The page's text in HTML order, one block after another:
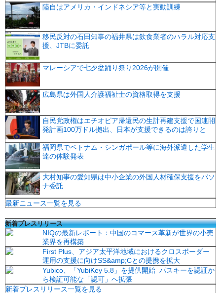
陸自はアメリカ・インドネシア等と実動訓練
移民反対の石田知事の福井県は飲食業者のハラル対応支
援、JTBに委託
マレーシアで七夕盆踊り祭り2026が開催
広島県は外国人介護福祉士の資格取得を支援
自民党政権はエチオピア帰還民の生計再建支援で国連開
発計画100万ドル拠出、日本が支援できるのは誇りと
福岡県でベトナム・シンガポール等に海外派遣した学生
達の体験発表
大村知事の愛知県は中小企業の外国人材確保支援をパソ
ナ委託
最新ニュース一覧を見る
新着プレスリリース
NIQの最新レポート：中国のコマース革新が世界の小売
業界を再構築
First Plus、アジア太平洋地域におけるクロスボーダー
運用の支援に向けSS&amp;Cとの提携を拡大
Yubico、「YubiKey 5.8」を提供開始 パスキーを認証か
ら検証可能な「認可」へ拡張
新着プレスリリース一覧を見る